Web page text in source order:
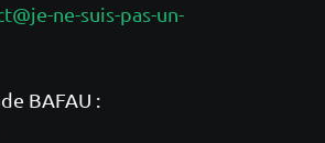
ne-suis-pas-un-
BAFAU :